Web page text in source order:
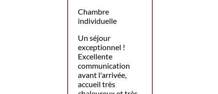
Chambre
individuelle
Un séjour
exceptionnel !
Excellente
communication
avant l'arrivée,
accueil très